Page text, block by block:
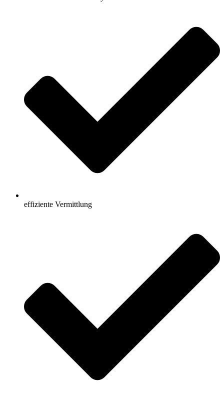
effiziente Vermittlung